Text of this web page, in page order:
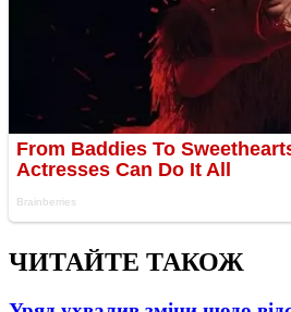
ЧИТАЙТЕ ТАКОЖ